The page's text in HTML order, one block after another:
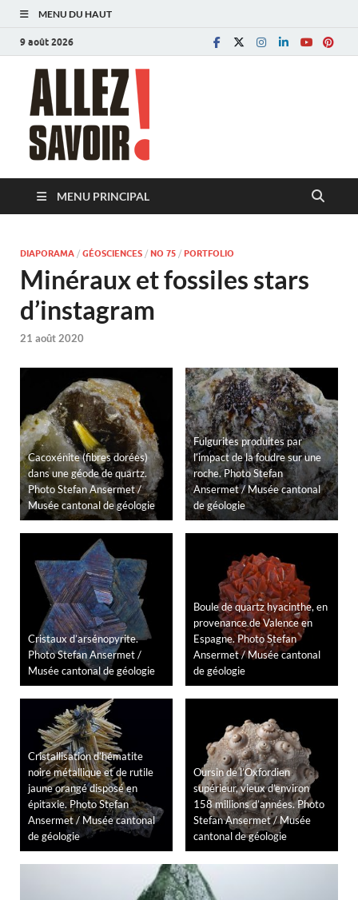
MENU DU HAUT
9 août 2026
MENU PRINCIPAL
DIAPORAMA / GÉOSCIENCES / NO 75 / PORTFOLIO
Minéraux et fossiles stars
d’instagram
21 août 2020
Cacoxénite (fibres dorées)
dans une géode de quartz.
Photo Stefan Ansermet /
Musée cantonal de géologie
Fulgurites produites par
l’impact de la foudre sur une
roche. Photo Stefan
Ansermet / Musée cantonal
de géologie
Cristaux d’arsénopyrite.
Photo Stefan Ansermet /
Musée cantonal de géologie
Boule de quartz hyacinthe, en
provenance de Valence en
Espagne. Photo Stefan
Ansermet / Musée cantonal
de géologie
Cristallisation d’hématite
noire métallique et de rutile
jaune orangé disposé en
épitaxie. Photo Stefan
Ansermet / Musée cantonal
de géologie
Oursin de l’Oxfordien
supérieur, vieux d’environ
158 millions d’années. Photo
Stefan Ansermet / Musée
cantonal de géologie